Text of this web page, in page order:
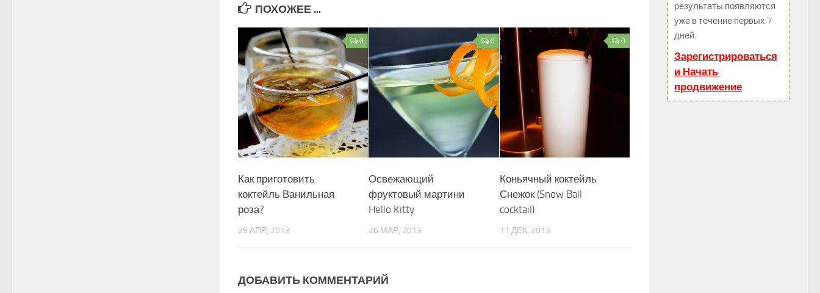
ПОХОЖЕЕ ...
0
Как приготовить
коктейль Ванильная
роза?
29 АПР, 2013
0
Освежающий
фруктовый мартини
Hello Kitty
26 МАР, 2013
0
Коньячный коктейль
Снежок (Snow Ball
cocktail)
11 ДЕК, 2012
ДОБАВИТЬ КОММЕНТАРИЙ
результаты появляются
уже в течение первых 7
дней.
Зарегистрироваться
и Начать
продвижение